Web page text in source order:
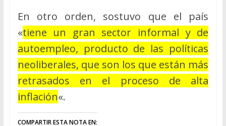
En otro orden, sostuvo que el país
«tiene un gran sector informal y de
autoempleo, producto de las políticas
neoliberales, que son los que están más
retrasados en el proceso de alta
inflación«.
COMPARTIR ESTA NOTA EN: